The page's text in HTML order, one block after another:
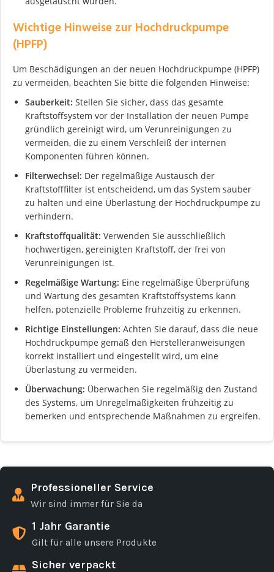
Wichtige Hinweise zur Hochdruckpumpe
(HPFP)
Um Beschädigungen an der neuen Hochdruckpumpe (HPFP)
zu vermeiden, beachten Sie bitte die folgenden Hinweise:
Sauberkeit: Stellen Sie sicher, dass das gesamte
Kraftstoffsystem vor der Installation der neuen Pumpe
gründlich gereinigt wird, um Verunreinigungen zu
vermeiden, die zu einem Verschleiß der internen
Komponenten führen können.
Filterwechsel: Der regelmäßige Austausch der
Kraftstofffilter ist entscheidend, um das System sauber
zu halten und eine Überlastung der Hochdruckpumpe zu
verhindern.
Kraftstoffqualität: Verwenden Sie ausschließlich
hochwertigen, gereinigten Kraftstoff, der frei von
Verunreinigungen ist.
Regelmäßige Wartung: Eine regelmäßige Überprüfung
und Wartung des gesamten Kraftstoffsystems kann
helfen, potenzielle Probleme frühzeitig zu erkennen.
Richtige Einstellungen: Achten Sie darauf, dass die neue
Hochdruckpumpe gemäß den Herstelleranweisungen
korrekt installiert und eingestellt wird, um eine
Überlastung zu vermeiden.
Überwachung: Überwachen Sie regelmäßig den Zustand
des Systems, um Unregelmäßigkeiten frühzeitig zu
bemerken und entsprechende Maßnahmen zu ergreifen.
Professioneller Service
Wir sind immer für Sie da
1 Jahr Garantie
Gilt für alle unsere Produkte
Sicher verpackt
Ich stimme der DSGVO zu